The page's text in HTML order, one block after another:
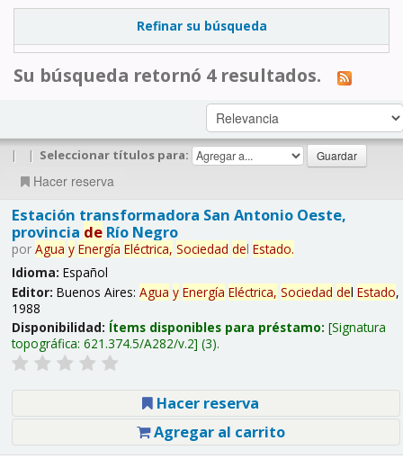
Refinar su búsqueda
Su búsqueda retornó 4 resultados.
| | Seleccionar títulos para:
Hacer reserva
Estación transformadora San Antonio Oeste,
provincia deRío Negro
por Agua y Energía Eléctrica, Sociedad del Estado.
Idioma: Español
Editor: Buenos Aires: Agua y Energía Eléctrica, Sociedad del Estado,
1988
Disponibilidad: Ítems disponibles para préstamo: Signatura
topográfica: 621.374.5/A282/v.2 (3).
Hacer reserva
Agregar al carrito